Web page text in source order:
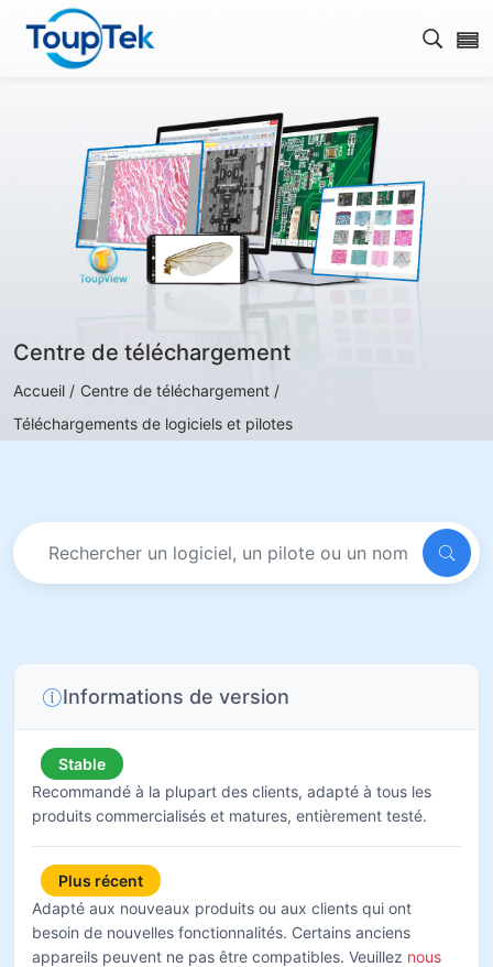
Ouvrir
Centre de téléchargement
Accueil / Centre de téléchargement /
Téléchargements de logiciels et pilotes
Informations de version
Stable
Recommandé à la plupart des clients, adapté à tous les
produits commercialisés et matures, entièrement testé.
Plus récent
Adapté aux nouveaux produits ou aux clients qui ont
besoin de nouvelles fonctionnalités. Certains anciens
appareils peuvent ne pas être compatibles. Veuillez nous